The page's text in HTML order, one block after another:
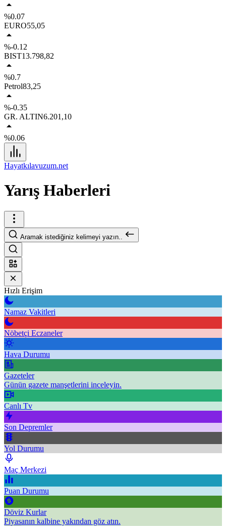
%0.07
EURO55,05
%-0.12
BIST13.798,82
%0.7
Petrol83,25
%-0.35
GR. ALTIN6.201,10
%0.06
Hayatkılavuzum.net
Yarış Haberleri
Aramak istediğiniz kelimeyi yazın..
Hızlı Erişim
Namaz Vakitleri
Nöbetçi Eczaneler
Hava Durumu
Gazeteler
Günün gazete manşetlerini inceleyin.
Canlı Tv
Son Depremler
Yol Durumu
Maç Merkezi
Puan Durumu
Döviz Kurlar
Piyasanın kalbine yakından göz atın.